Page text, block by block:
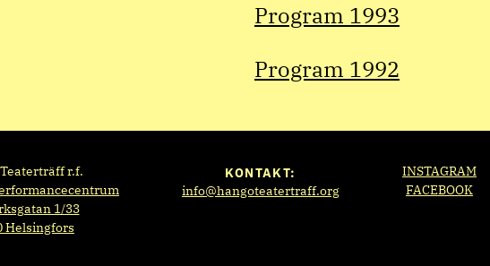
Program 1993
Program 1992
r.f.
1/33
Helsingfors
KONTAKT:
info@hangoteatertraff.org
INSTAGRAM
FACEBOOK